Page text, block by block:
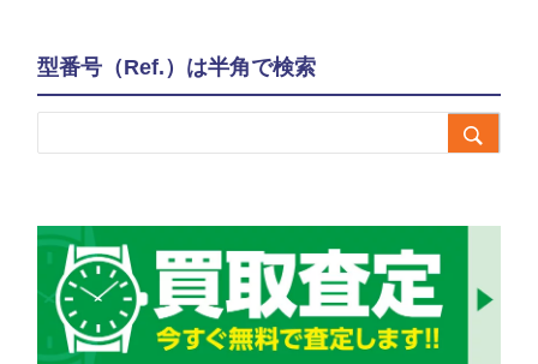
型番号（Ref.）は半角で検索
